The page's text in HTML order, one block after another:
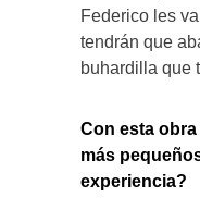
Federico les
tendrán que
buhardilla que
Con esta
más
experiencia?